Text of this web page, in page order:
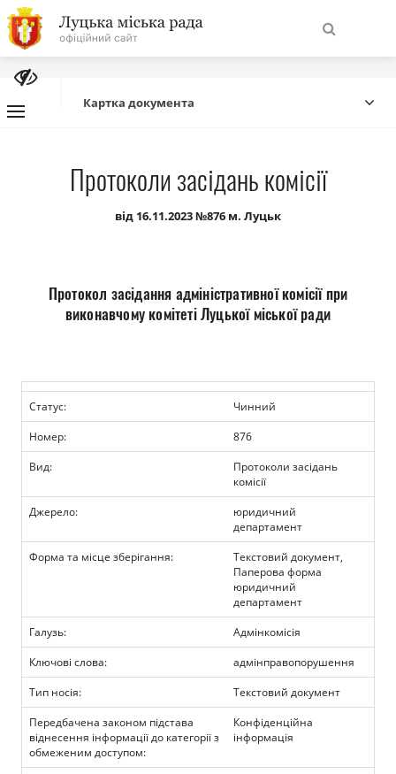
На
головну
сайту
Про місто
Міська влада
Бюджет
Прозорість влади
Документи
Картка документа
Протоколи засідань комісії
від 16.11.2023 №876 м. Луцьк
Протокол засідання адміністративної комісії при
виконавчому комітеті Луцької міської ради
Статус:
Чинний
Номер:
876
Вид:
Протоколи засідань
комісії
Джерело:
юридичний
департамент
Форма та місце зберігання:
Текстовий документ,
Паперова форма
юридичний
департамент
Галузь:
Адмінкомісія
Ключові слова:
адмінправопорушення
Тип носія:
Текстовий документ
Передбачена законом підстава
віднесення інформації до категорії з
обмеженим доступом:
Конфіденційна
інформація